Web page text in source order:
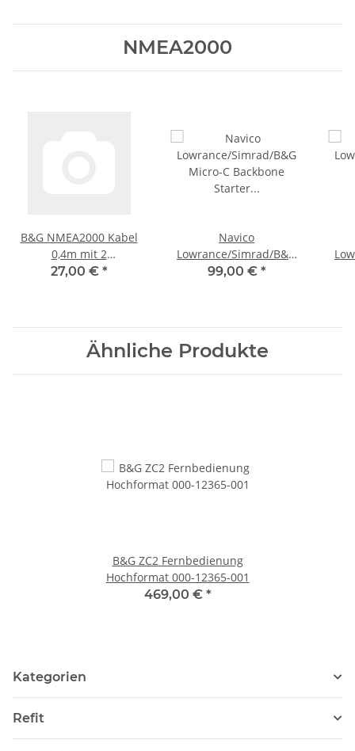
NMEA2000
B&G NMEA2000 Kabel
0,4m mit 2
Winkelsteckern 000-
27,00 € *
Navico
Lowrance/Simrad/B&G
Micro-C Backbone
99,00 € *
Ähnliche Produkte
B&G ZC2 Fernbedienung
Hochformat 000-12365-001
469,00 € *
Kategorien
Refit